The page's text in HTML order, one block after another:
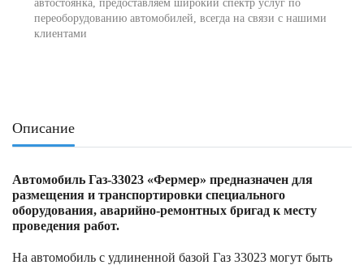
автостоянка, предоставляем широкий спектр услуг по
переоборудованию автомобилей, всегда на связи с нашими
клиентами
Описание
Автомобиль Газ-33023 «Фермер» предназначен для
размещения и транспортировки специального
оборудования, аварийно-ремонтных бригад к месту
проведения работ.
На автомобиль с удлиненной базой Газ 33023 могут быть